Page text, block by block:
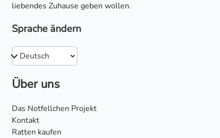
liebendes Zuhause geben wollen.
Sprache ändern
Über uns
Das Notfellchen Projekt
Kontakt
Ratten kaufen